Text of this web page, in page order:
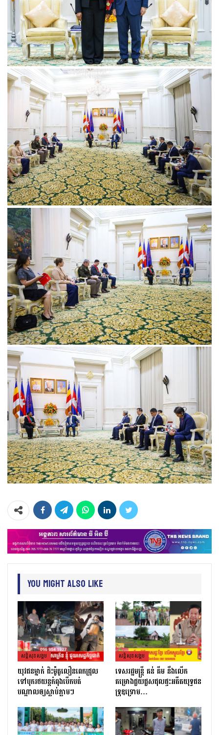
You Might Also Like
សន្តិសុខសង្គម
យុវជនម្នាក់ ជិះម៉ូតូលឿនពេកជ្រុល
ទៅបុករថយន្តកំពុងបើកបត់
បណ្តាលឲ្យស្លាប់ភ្លាមៗ
សន្តិសុខសង្គម
ទេសរដ្ឋមន្រ្តី គន់ គីម នឹងលើក
គម្រោងជួយជួសជុលផ្ទះអតីតយុទ្ធជន
ទ្រុឌទ្រោម…